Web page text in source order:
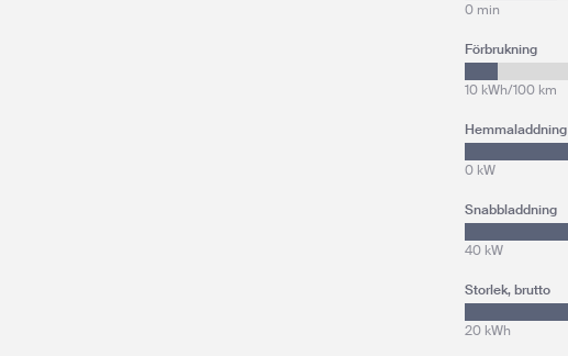
0 min
Förbrukning
10 kWh/100 km
Hemmaladdning
0 kW
Snabbladdning
40 kW
Storlek, brutto
20 kWh